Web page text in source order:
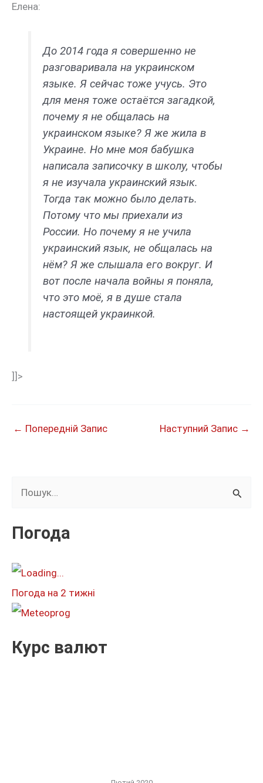
Елена:
До 2014 года я совершенно не
разговаривала на украинском
языке. Я сейчас тоже учусь. Это
для меня тоже остаётся загадкой,
почему я не общалась на
украинском языке? Я же жила в
Украине. Но мне моя бабушка
написала записочку в школу, чтобы
я не изучала украинский язык.
Тогда так можно было делать.
Потому что мы приехали из
России. Но почему я не учила
украинский язык, не общалась на
нём? Я же слышала его вокруг. И
вот после начала войны я поняла,
что это моё, я в душе стала
настоящей украинкой.
]]>
← Попередній Запис Наступний Запис →
к
т
:
Погода
Погода на 2 тижні
Курс валют